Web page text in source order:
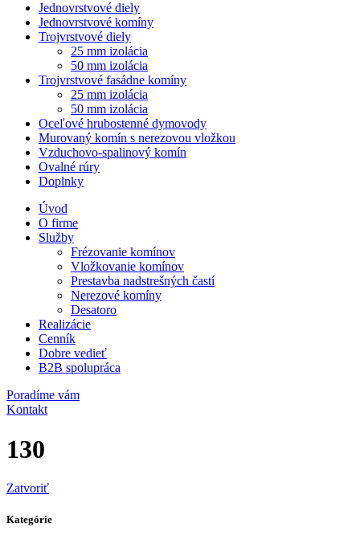
Jednovrstvové diely
Jednovrstvové komíny
Trojvrstvové diely
25 mm izolácia
50 mm izolácia
Trojvrstvové fasádne komíny
25 mm izolácia
50 mm izolácia
Oceľové hrubostenné dymovody
Murovaný komín s nerezovou vložkou
Vzduchovo-spalinový komín
Ovalné rúry
Doplnky
Úvod
O firme
Služby
Frézovanie komínov
Vložkovanie komínov
Prestavba nadstrešných častí
Nerezové komíny
Desatoro
Realizácie
Cenník
Dobre vedieť
B2B spolupráca
Poradíme vám
Kontakt
130
Zatvoriť
Kategórie